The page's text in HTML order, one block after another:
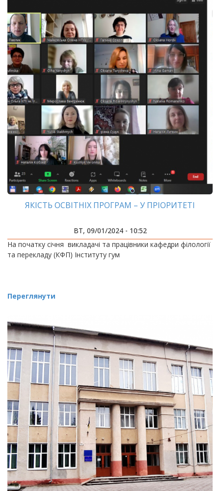
ЯКІСТЬ ОСВІТНІХ ПРОГРАМ – У ПРІОРИТЕТІ
ВТ, 09/01/2024 - 10:52
На початку січня викладачі та працівники кафедри філології
та перекладу (КФП) Інституту гум
Переглянути